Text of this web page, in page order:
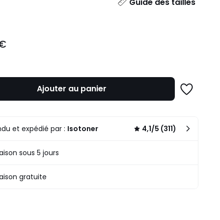
Ajouter au panier
Ajouter
et expédié par : Isotoner 4,1/5 (311)
sous 5 jours
gratuite